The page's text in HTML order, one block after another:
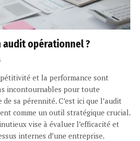
audit opérationnel ?
et la performance sont
incontournables pour toute
sa pérennité. C’est ici que l’audit
comme un outil stratégique crucial.
vise à évaluer l’efficacité et
internes d’une entreprise.